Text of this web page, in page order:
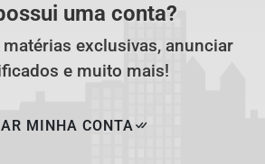
uma conta?
exclusivas, anunciar
e muito mais!
MINHA CONTA